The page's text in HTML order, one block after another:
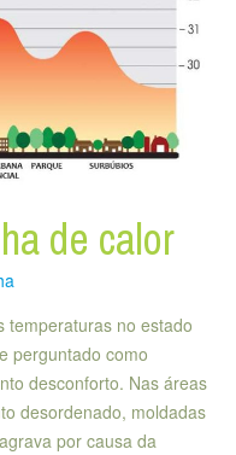
de calor
temperaturas no estado
perguntado como
desconforto. Nas áreas
desordenado, moldadas
por causa da